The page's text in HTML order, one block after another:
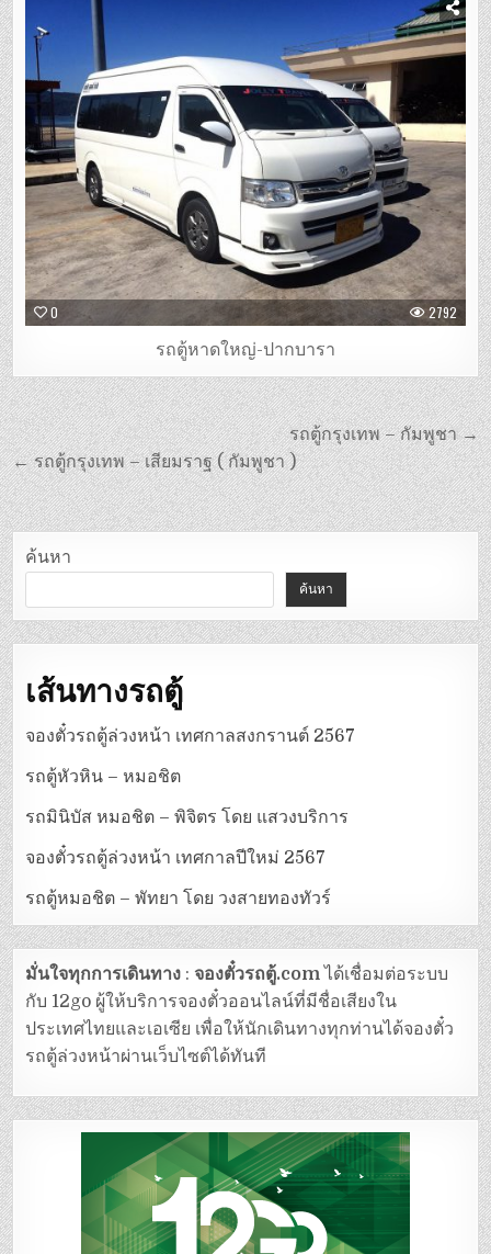
0 2792
รถตู้หาดใหญ่-ปากบารา
แนะแนว
เรื่อง
รถตู้กรุงเทพ – กัมพูชา →
← รถตู้กรุงเทพ – เสียมราฐ ( กัมพูชา )
ค้นหา
ค้นหา
เส้นทางรถตู้
จองตั๋วรถตู้ล่วงหน้า เทศกาลสงกรานต์ 2567
รถตู้หัวหิน – หมอชิต
รถมินิบัส หมอชิต – พิจิตร โดย แสวงบริการ
จองตั๋วรถตู้ล่วงหน้า เทศกาลปีใหม่ 2567
รถตู้หมอชิต – พัทยา โดย วงสายทองทัวร์
มั่นใจทุกการเดินทาง :จองตั๋วรถตู้.comได้เชื่อมต่อระบบ
กับ 12go ผู้ให้บริการจองตั๋วออนไลน์ที่มีชื่อเสียงใน
ประเทศไทยและเอเซีย เพื่อให้นักเดินทางทุกท่านได้จองตั๋ว
รถตู้ล่วงหน้าผ่านเว็บไซต์ได้ทันที